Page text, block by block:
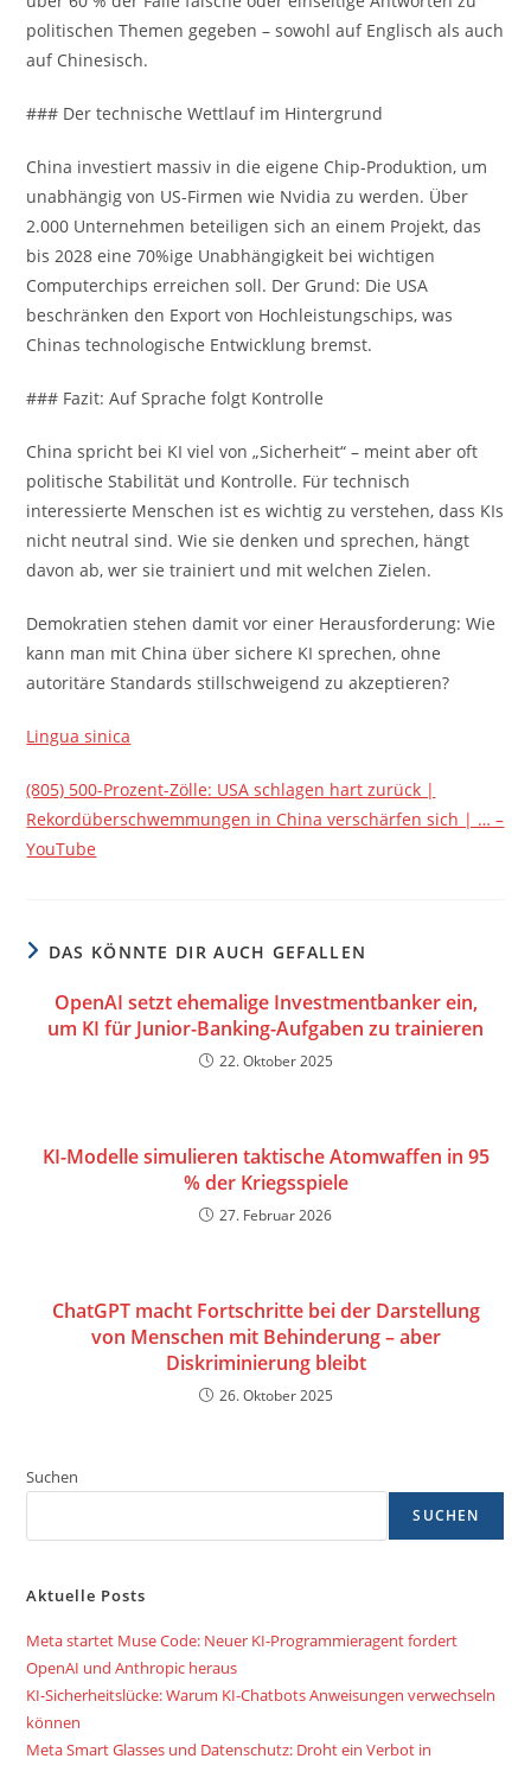
politischen Themen gegeben – sowohl auf Englisch als auch
auf Chinesisch.
### Der technische Wettlauf im Hintergrund
China investiert massiv in die eigene Chip-Produktion, um
unabhängig von US-Firmen wie Nvidia zu werden. Über
2.000 Unternehmen beteiligen sich an einem Projekt, das
bis 2028 eine 70%ige Unabhängigkeit bei wichtigen
Computerchips erreichen soll. Der Grund: Die USA
beschränken den Export von Hochleistungschips, was
Chinas technologische Entwicklung bremst.
### Fazit: Auf Sprache folgt Kontrolle
China spricht bei KI viel von „Sicherheit“ – meint aber oft
politische Stabilität und Kontrolle. Für technisch
interessierte Menschen ist es wichtig zu verstehen, dass KIs
nicht neutral sind. Wie sie denken und sprechen, hängt
davon ab, wer sie trainiert und mit welchen Zielen.
Demokratien stehen damit vor einer Herausforderung: Wie
kann man mit China über sichere KI sprechen, ohne
autoritäre Standards stillschweigend zu akzeptieren?
Lingua sinica
(805) 500-Prozent-Zölle: USA schlagen hart zurück |
Rekordüberschwemmungen in China verschärfen sich | … –
YouTube
DAS KÖNNTE DIR AUCH GEFALLEN
OpenAI setzt ehemalige Investmentbanker ein,
um KI für Junior-Banking-Aufgaben zu trainieren
22. Oktober 2025
KI-Modelle simulieren taktische Atomwaffen in 95
% der Kriegsspiele
27. Februar 2026
ChatGPT macht Fortschritte bei der Darstellung
von Menschen mit Behinderung – aber
Diskriminierung bleibt
26. Oktober 2025
Suchen
SUCHEN
Aktuelle Posts
Meta startet Muse Code: Neuer KI-Programmieragent fordert
OpenAI und Anthropic heraus
KI-Sicherheitslücke: Warum KI-Chatbots Anweisungen verwechseln
können
Meta Smart Glasses und Datenschutz: Droht ein Verbot in